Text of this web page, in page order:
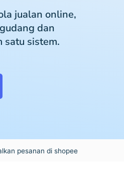
jualan online,
dan
satu sistem.
pesanan di shopee